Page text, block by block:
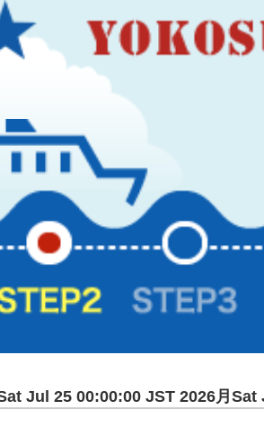
Jul 25 00:00:00 JST 2026月